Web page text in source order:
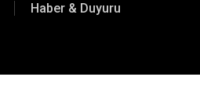
Haber & Duyuru